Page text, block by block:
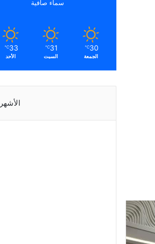
سماء صافية
30
℃
الجمعة
31
℃
السبت
33
℃
الأحد
الأشهر